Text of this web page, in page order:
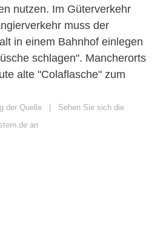
nutzen. Im Güterverkehr
muss der
in einem Bahnhof einlegen
schlagen". Mancherorts
alte "Colaflasche" zum
der Quelle | Sehen Sie sich die
an